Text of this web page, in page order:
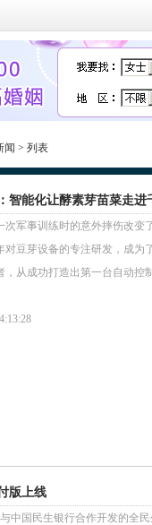
闻 > 列表
智能化让酵素芽苗菜走进
军事训练时的意外摔伤改变
对豆芽设备的专注研发，成为
，从成功打造出第一台自动控
版上线
国民生银行合作开发的全民